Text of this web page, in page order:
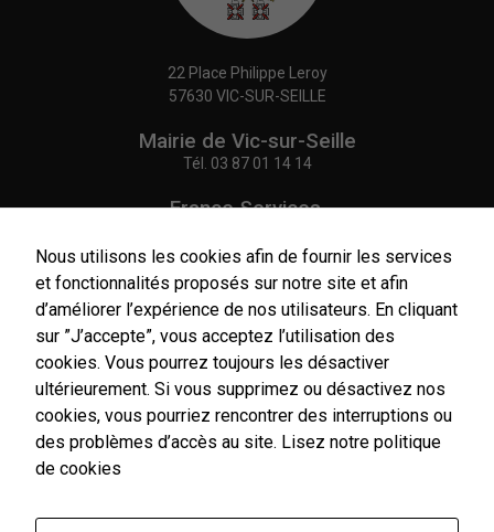
22 Place Philippe Leroy
57630 VIC-SUR-SEILLE
Mairie de Vic-sur-Seille
Tél. 03 87 01 14 14
France Services,
Tél.03 87 86 41 48
NOUS CONTACTER
Horaires
d'ouverture
Nous utilisons les cookies afin de fournir les services
et fonctionnalités proposés sur notre site et afin
d’améliorer l’expérience de nos utilisateurs. En cliquant
sur ”J’accepte”, vous acceptez l’utilisation des
cookies. Vous pourrez toujours les désactiver
ultérieurement. Si vous supprimez ou désactivez nos
cookies, vous pourriez rencontrer des interruptions ou
des problèmes d’accès au site. Lisez notre politique
de cookies